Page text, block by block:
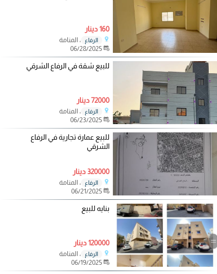
160 دينار
الرفاع
، المنامة
للبيع شقة في الرفاع الشرقي
72000 دينار
الرفاع
، المنامة
للبيع عمارة تجارية في الرفاع
الشرقي
320000 دينار
الرفاع
، المنامة
بنايه للبيع
120000 دينار
الرفاع
، المنامة